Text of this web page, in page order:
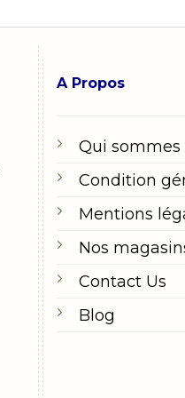
A Propos
Qui sommes
Condition
Mentions
Nos
Contact Us
Blog